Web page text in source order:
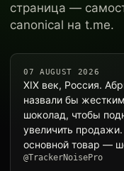
страница —
canonical на t.me.
07 AUGUST 2026
XIX век, Россия.
назвали бы
шоколад, чтобы
увеличить
основной товар —
@TrackerNoisePro